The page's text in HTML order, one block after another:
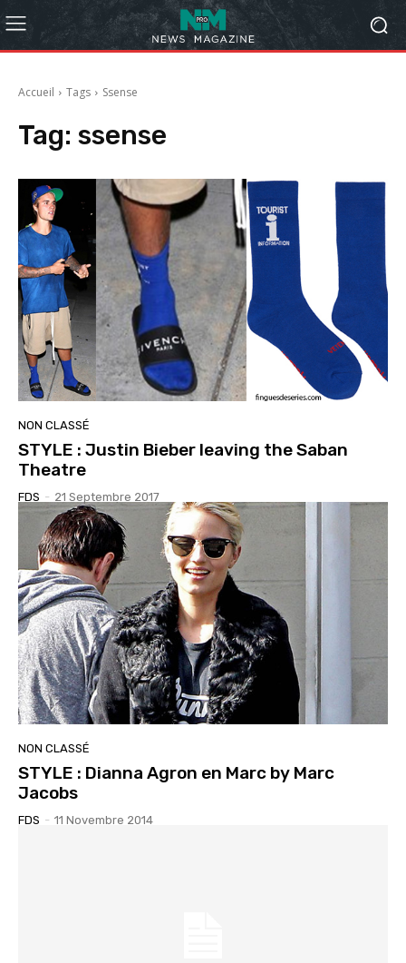
Accueil Tags Ssense
Tag: ssense
NON CLASSÉ
STYLE : Justin Bieber leaving the Saban
Theatre
FDS - 21 Septembre 2017
NON CLASSÉ
STYLE : Dianna Agron en Marc by Marc
Jacobs
FDS - 11 Novembre 2014